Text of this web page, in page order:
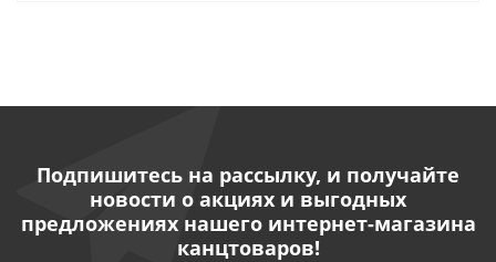
Подпишитесь на рассылку, и получайте
новости о акциях и выгодных
предложениях нашего интернет-магазина
канцтоваров!